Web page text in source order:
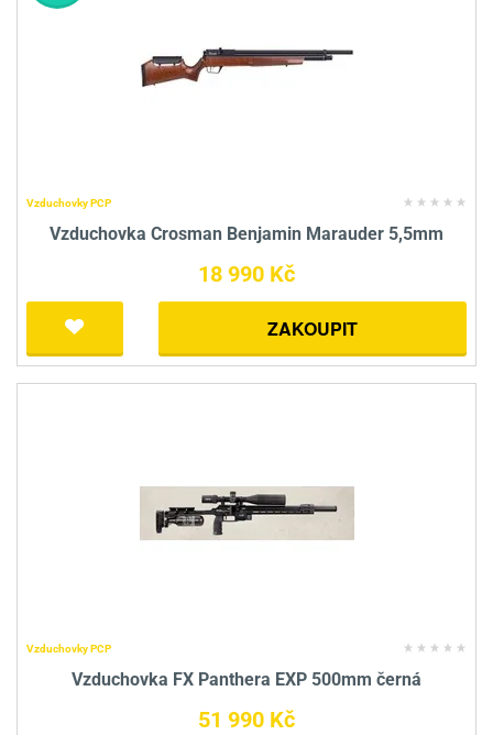
Vzduchovky PCP
Vzduchovka Crosman Benjamin Marauder 5,5mm
18 990 Kč
ZAKOUPIT
Vzduchovky PCP
Vzduchovka FX Panthera EXP 500mm černá
51 990 Kč